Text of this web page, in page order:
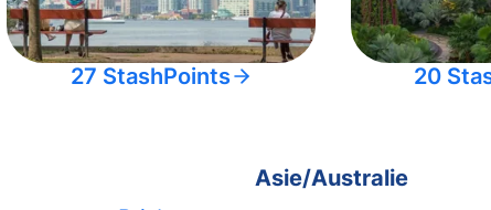
27 StashPoints 20
Asie/Australie